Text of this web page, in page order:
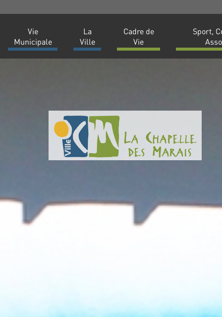
Vie
Municipale
La
Ville
Cadre de
Vie
Sport,